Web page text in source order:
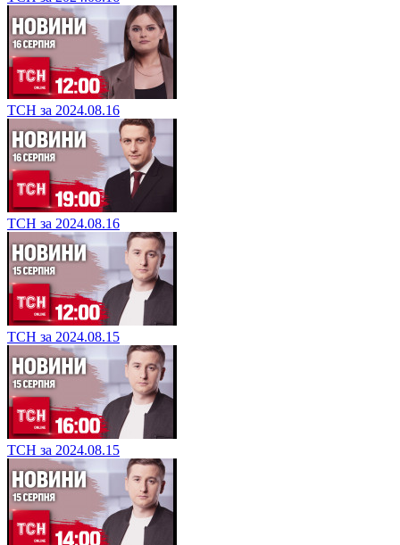
ТСН за 2024.08.16
ТСН за 2024.08.16
ТСН за 2024.08.15
ТСН за 2024.08.15